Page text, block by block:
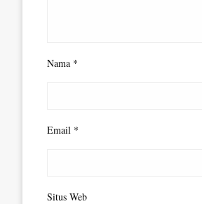
Nama *
Email *
Situs Web